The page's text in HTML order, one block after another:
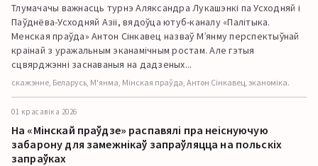
Тлумачачы важнасць турнэ Аляксандра Лукашэнкі па Усходняй і
Паўднёва-Усходняй Азіі, вядоўца ютуб-каналу «Палітыка.
Менская праўда» Антон Сінкавец назваў М’янму перспектыўнай
краінай з уражальным эканамічным ростам. Але гэтыя
сцвярджэнні заснаваныя на дадзеных...
скажэнне, Беларусь, М'янма, Мінская праўда, Антон Сінкавец, эканоміка.
01 красавіка 2026
На «Мінскай праўдзе» распавялі пра неіснуючую
забарону для замежнікаў запраўляцца на польскіх
запраўках